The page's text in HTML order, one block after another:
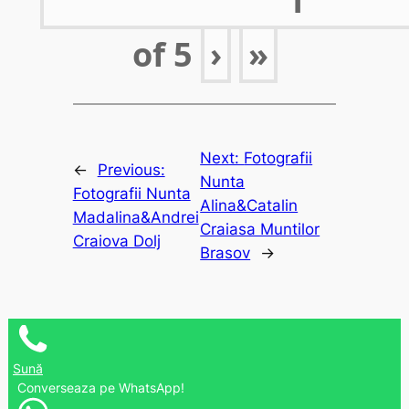
of5 › »
←
Previous:
Fotografii Nunta
Madalina&Andrei
Craiova Dolj
Next: Fotografii
Nunta
Alina&Catalin
Craiasa Muntilor
Brasov
→
Sună
Converseaza pe WhatsApp!